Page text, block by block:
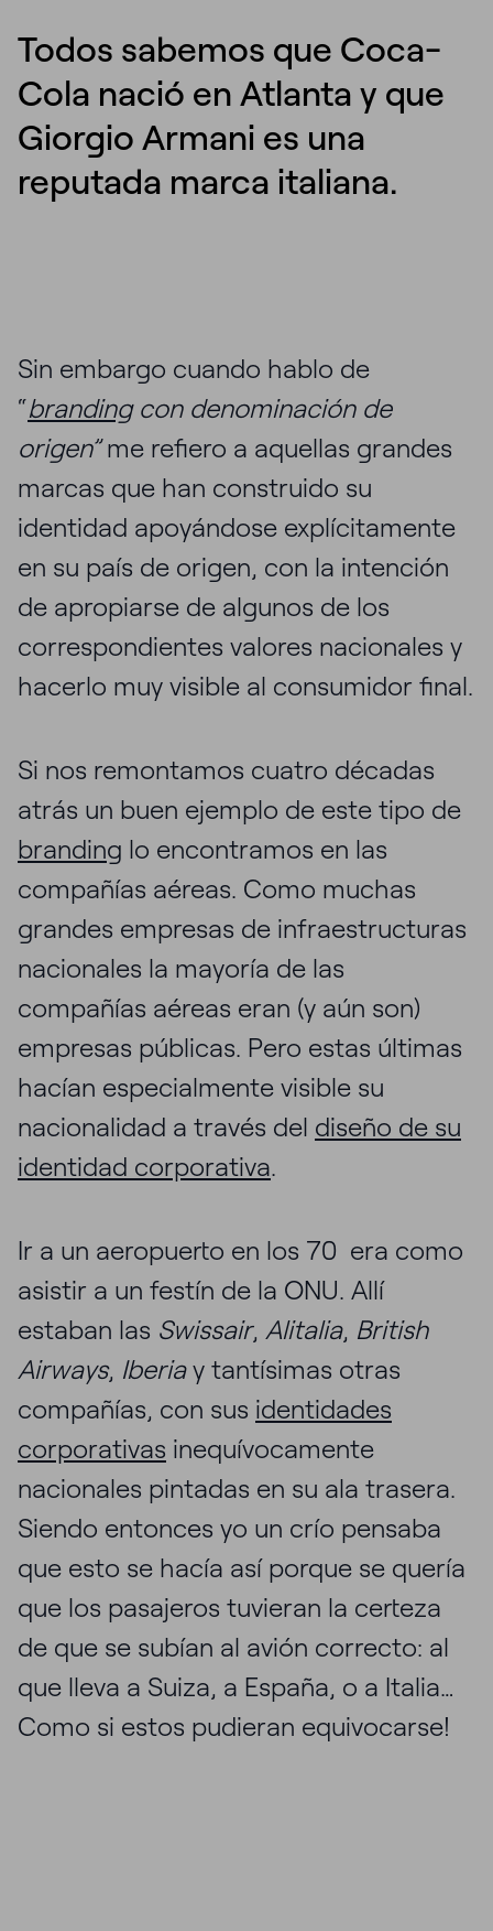
Todos sabemos que Coca-
Cola nació en Atlanta y que
Giorgio Armani es una
reputada marca italiana.
Sin embargo cuando hablo de
“brandingcon denominación de
origen”me refiero a aquellas grandes
marcas que han construido su
identidad apoyándose explícitamente
en su país de origen, con la intención
de apropiarse de algunos de los
correspondientes valores nacionales y
hacerlo muy visible al consumidor final.
Si nos remontamos cuatro décadas
atrás un buen ejemplo de este tipo de
branding lo encontramos en las
compañías aéreas. Como muchas
grandes empresas de infraestructuras
nacionales la mayoría de las
compañías aéreas eran (y aún son)
empresas públicas. Pero estas últimas
hacían especialmente visible su
nacionalidad a través del diseño de su
identidad corporativa.
Ir a un aeropuerto en los 70 era como
asistir a un festín de la ONU. Allí
estaban las Swissair, Alitalia, British
Airways, Iberiay tantísimas otras
compañías, con sus identidades
corporativas inequívocamente
nacionales pintadas en su ala trasera.
Siendo entonces yo un crío pensaba
que esto se hacía así porque se quería
que los pasajeros tuvieran la certeza
de que se subían al avión correcto: al
que lleva a Suiza, a España, o a Italia…
Como si estos pudieran equivocarse!